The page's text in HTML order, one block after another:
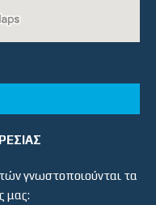
γνωστοποιούνται τα
μας: